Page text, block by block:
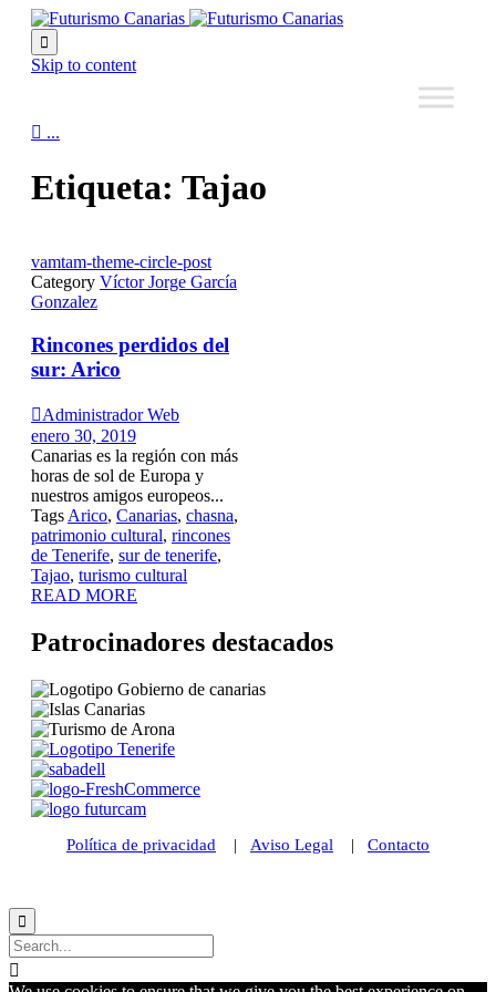

Skip to content
 ...
Etiqueta: Tajao
vamtam-theme-circle-post
Category Víctor Jorge García
Gonzalez
Rincones perdidos del
sur: Arico
Administrador Web
enero 30, 2019
Canarias es la región con más
horas de sol de Europa y
nuestros amigos europeos...
Tags Arico, Canarias, chasna,
patrimonio cultural, rincones
de Tenerife, sur de tenerife,
Tajao, turismo cultural
READ MORE
Patrocinadores destacados
Política de privacidad | Aviso Legal | Contacto

